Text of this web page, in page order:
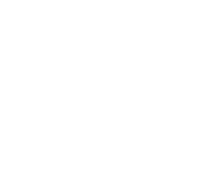
voor de aangeboden
vragen